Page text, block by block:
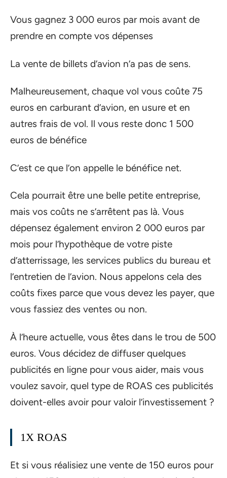
Vous gagnez 3 000 euros par mois avant de
prendre en compte vos dépenses
La vente de billets d’avion n’a pas de sens.
Malheureusement, chaque vol vous coûte 75
euros en carburant d’avion, en usure et en
autres frais de vol. Il vous reste donc 1 500
euros de bénéfice
C’est ce que l’on appelle le bénéfice net.
Cela pourrait être une belle petite entreprise,
mais vos coûts ne s’arrêtent pas là. Vous
dépensez également environ 2 000 euros par
mois pour l’hypothèque de votre piste
d’atterrissage, les services publics du bureau et
l’entretien de l’avion. Nous appelons cela des
coûts fixes parce que vous devez les payer, que
vous fassiez des ventes ou non.
À l’heure actuelle, vous êtes dans le trou de 500
euros. Vous décidez de diffuser quelques
publicités en ligne pour vous aider, mais vous
voulez savoir, quel type de ROAS ces publicités
doivent-elles avoir pour valoir l’investissement ?
1X ROAS
Et si vous réalisiez une vente de 150 euros pour